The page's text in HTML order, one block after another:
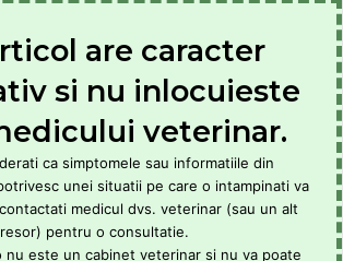
are caracter
si nu inlocuieste
veterinar.
ca simptomele sau informatiile din
unei situatii pe care o intampinati va
medicul dvs. veterinar (sau un alt
pentru o consultatie.
nu este un cabinet veterinar si nu va poate